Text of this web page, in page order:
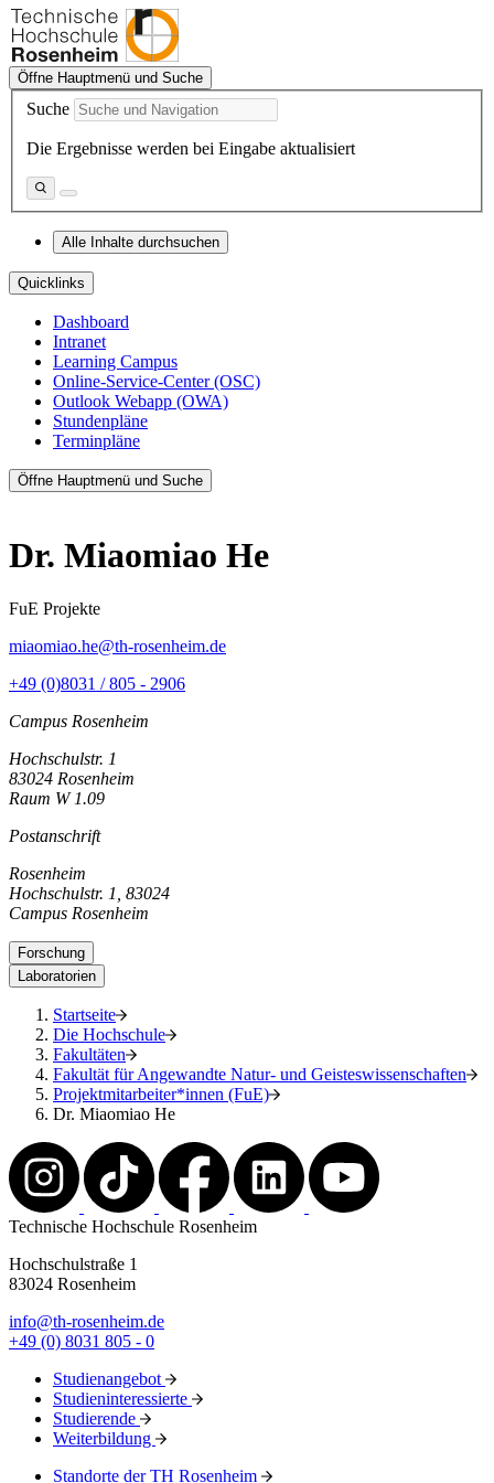
Öffne Hauptmenü und Suche
Suche
Die Ergebnisse werden bei Eingabe aktualisiert
Alle Inhalte durchsuchen
Quicklinks
Dashboard
Intranet
Learning Campus
Online-Service-Center (OSC)
Outlook Webapp (OWA)
Stundenpläne
Terminpläne
Öffne Hauptmenü und Suche
Dr. Miaomiao He
FuE Projekte
miaomiao.he@th-rosenheim.de
+49 (0)8031 / 805 - 2906
Campus Rosenheim
Hochschulstr. 1
83024 Rosenheim
Raum W 1.09
Postanschrift
Rosenheim
Hochschulstr. 1, 83024
Campus Rosenheim
Forschung
Laboratorien
Startseite
Die Hochschule
Fakultäten
Fakultät für Angewandte Natur- und Geisteswissenschaften
Projektmitarbeiter*innen (FuE)
Dr. Miaomiao He
Technische Hochschule Rosenheim
Hochschulstraße 1
83024 Rosenheim
info@th-rosenheim.de
+49 (0) 8031 805 - 0
Studienangebot
Studieninteressierte
Studierende
Weiterbildung
Standorte der TH Rosenheim